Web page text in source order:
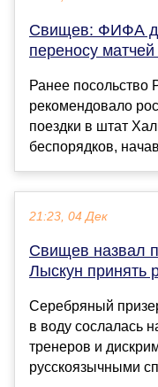
Свищев: ФИФА
переносу
Ранее посольство
рекомендовало
поездки в штат
беспорядков,
21:23, 04 Дек
Свищев назвал
Лыскун принять
Серебряный
в воду сослалась
тренеров и
русскоязычными